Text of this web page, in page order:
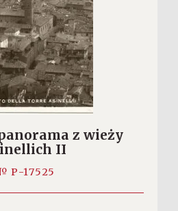
z wieży
II
P-17525